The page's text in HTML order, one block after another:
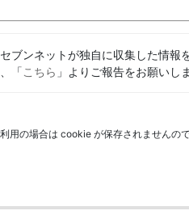
ブンネットが独自に収集した情
「こちら 」よりご報告をお願いし
用の場合は cookie が保存されませんの